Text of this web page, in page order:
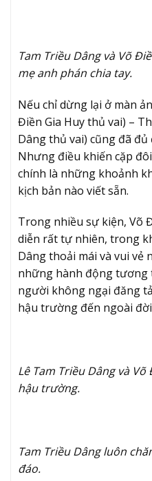
Tam Triều Dâng và Võ
mẹ anh phán chia tay.
Nếu chỉ dừng lại ở màn
Điền Gia Huy thủ vai) –
Dâng thủ vai) cũng đã
Nhưng điều khiến cặp
chính là những khoảnh
kịch bản nào viết sẵn.
Trong nhiều sự kiện, Võ
diễn rất tự nhiên, trong
Dâng thoải mái và vui vẻ
những hành động tương
người không ngại đăng
hậu trường đến ngoài
Lê Tam Triều Dâng và
hậu trường.
Tam Triều Dâng luôn
đáo.